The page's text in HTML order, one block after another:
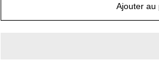
Ajouter au